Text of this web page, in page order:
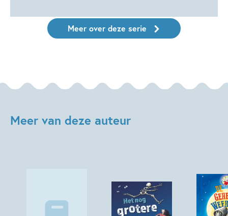
Meer over deze serie
Meer van deze auteur